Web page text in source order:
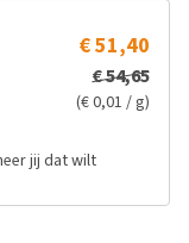
€ 51,40
€ 54,65
(€ 0,01 / g)
jij dat wilt